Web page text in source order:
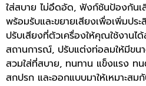
ใส่สบาย ไม่อึดอัด, ฟังก์ชันป้องกันเ
พร้อมรับและขยายเสียงเพื่อเพิ่มปร
ปรับเสียงที่ตัวเครื่องให้คุณใช้งานไ
สถานการณ์, ปรับแต่งท่อลมให้มีขน
สวมใส่ที่สบาย, ทนทาน แข็งแรง ท
สกปรก และออกแบบมาให้เหมาะสม